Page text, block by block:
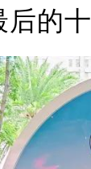
后的